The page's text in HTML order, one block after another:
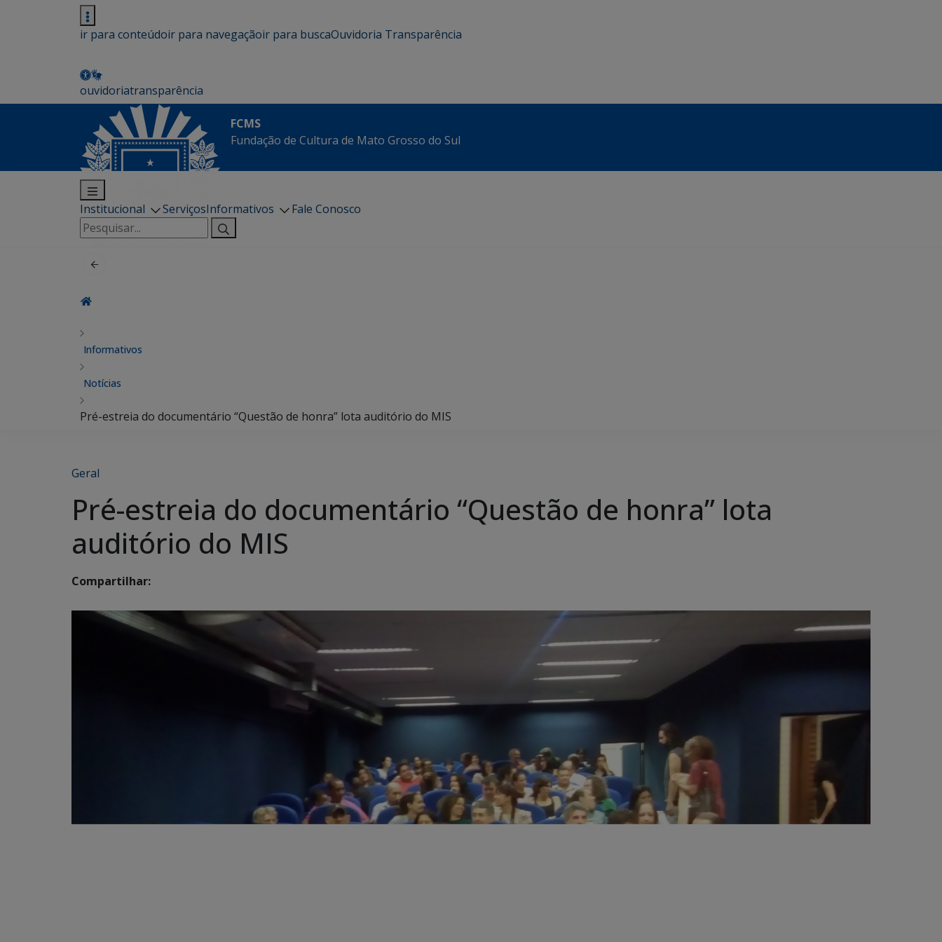
ir para conteúdoir para navegaçãoir para buscaOuvidoria Transparência
ouvidoriatransparência
FCMS
Fundação de Cultura de Mato Grosso do Sul
Institucional ServiçosInformativos
Fale Conosco
Pesquisar
por:
Informativos
Notícias
Pré-estreia do documentário “Questão de honra” lota auditório do MIS
Geral
Pré-estreia do documentário “Questão de honra” lota
auditório do MIS
Compartilhar: